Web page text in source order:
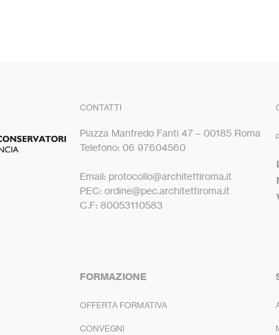
CONTATTI
Piazza Manfredo Fanti 47 – 00185 Roma
Telefono: 06 97604560
Email: protocollo@architettiroma.it
PEC: ordine@pec.architettiroma.it
C.F: 80053110583
FORMAZIONE
OFFERTA FORMATIVA
CONVEGNI